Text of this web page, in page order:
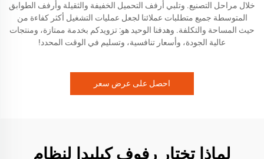
خلال مراحل التصنيع. وتلبي أرفف التحميل الخفيفة والثقيلة وأرفف الطوابق
المتوسطة جميع متطلبات عملائنا لجعل عمليات التشغيل أكثر كفاءة من
حيث المساحة والتكلفة. وهدفنا الوحيد هو: تزويدكم بخدمة ممتازة، ومنتجات
عالية الجودة، وأسعار تنافسية، وتسليم في الوقت المحدد!
احصل على عرض سعر
لماذا تختار رفوف كيليدا لنظام